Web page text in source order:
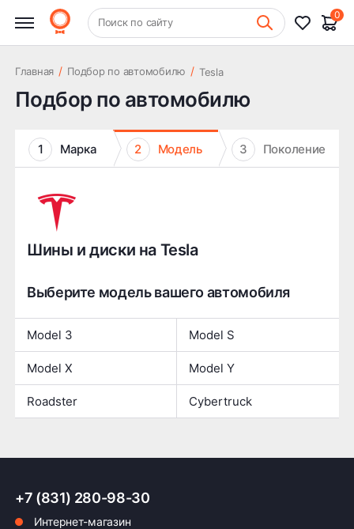
+7 (831) 261-35-35 Шиномонтаж
Поиск по сайту
0
Главная / Подбор по автомобилю / Tesla
Подбор по автомобилю
1 Марка 2 Модель 3 Поколение
Шины и диски на Tesla
Выберите модель вашего автомобиля
Model 3 Model S
Model X Model Y
Roadster Cybertruck
+7 (831) 280-98-30
Интернет-магазин